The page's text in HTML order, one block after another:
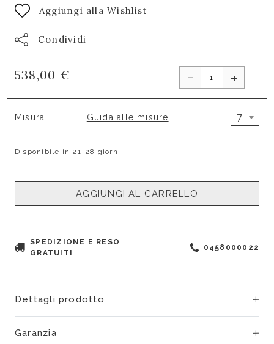
Aggiungi alla Wishlist
Condividi
538,00 € - +
Misura Guida alle misure 7
Disponibile in 21-28 giorni
AGGIUNGI AL CARRELLO
SPEDIZIONE E RESO
GRATUITI
0458000022
Dettagli prodotto
Garanzia